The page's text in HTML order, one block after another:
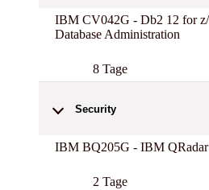
IBM CV042G - Db2 12 for z/
Database Administration
8 Tage
Security
IBM BQ205G - IBM
2 Tage